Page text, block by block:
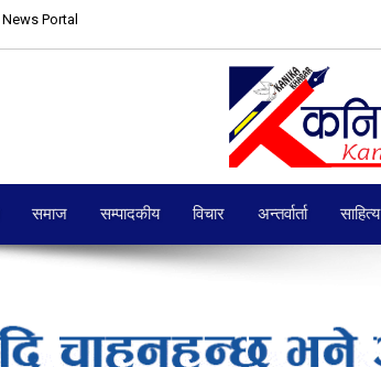
Portal
समाज सम्पादकीय विचार अन्तर्वार्ता साहित्य